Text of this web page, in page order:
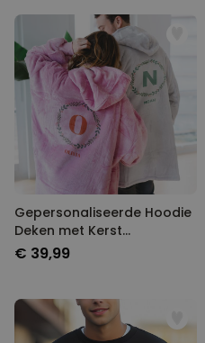
Gepersonaliseerde Hoodie
Deken met Kerst
monogram
€ 39,99